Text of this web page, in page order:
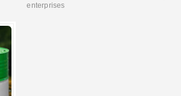
enterprises